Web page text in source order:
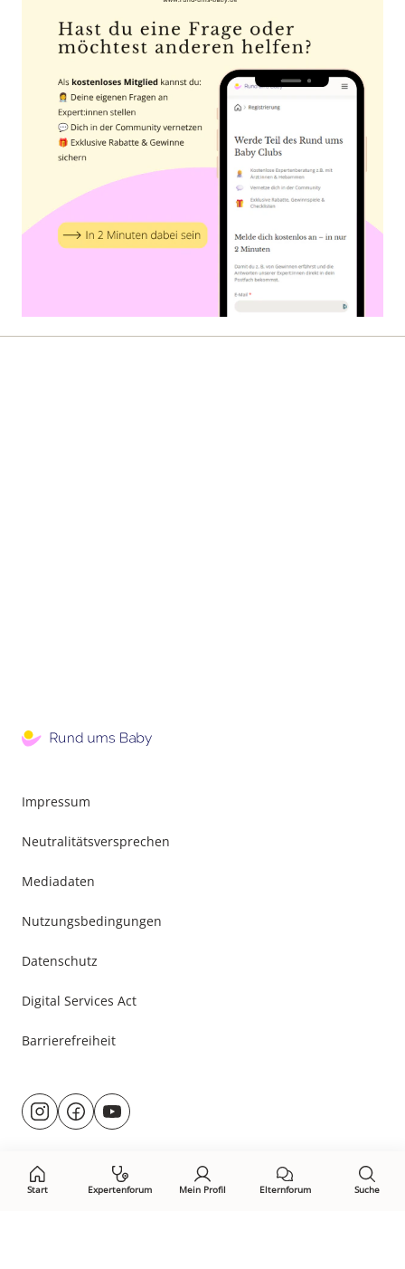
Start Expertenforum Mein Profil Elternforum Suche
Impressum
Neutralitätsversprechen
Mediadaten
Nutzungsbedingungen
Datenschutz
Digital Services Act
Barrierefreiheit
Besuche
uns@rund.ums.baby
facebook.com/rundumsbaby.de
youtube.com/@rundumsbaby_